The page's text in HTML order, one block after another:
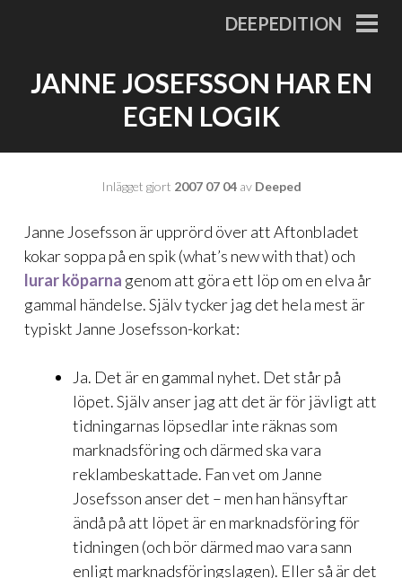
DEEPEDITION
JANNE JOSEFSSON HAR EN
EGEN LOGIK
Inlägget gjort 2007 07 04av Deeped
Janne Josefsson är upprörd över att Aftonbladet
kokar soppa på en spik (what’s new with that) och
lurar köparna genom att göra ett löp om en elva år
gammal händelse. Själv tycker jag det hela mest är
typiskt Janne Josefsson-korkat:
Ja. Det är en gammal nyhet. Det står på
löpet. Själv anser jag att det är för jävligt att
tidningarnas löpsedlar inte räknas som
marknadsföring och därmed ska vara
reklambeskattade. Fan vet om Janne
Josefsson anser det – men han hänsyftar
ändå på att löpet är en marknadsföring för
tidningen (och bör därmed mao vara sann
enligt marknadsföringslagen). Eller så är det